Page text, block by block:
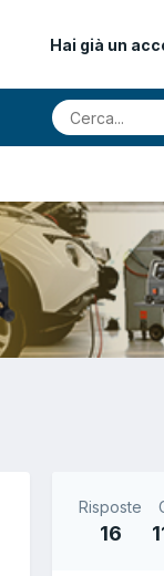
Hai già un
Risposte
16